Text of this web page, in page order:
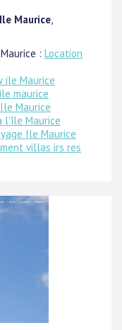
Maurice,
: Location
ile Maurice
ile maurice
Maurice
l'île Maurice
Ile Maurice
villas irs res